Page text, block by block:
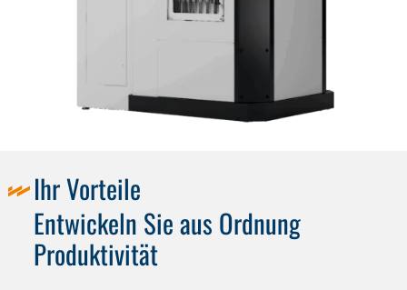
Ihr Vorteile
Entwickeln Sie aus Ordnung
Produktivität